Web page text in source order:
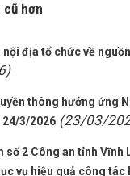
cũ hơn
nội địa tổ chức về
thông hưởng ứng
3/2026 (23/03/
số 2 Công an tỉnh Vĩnh
vụ hiệu quả công tác